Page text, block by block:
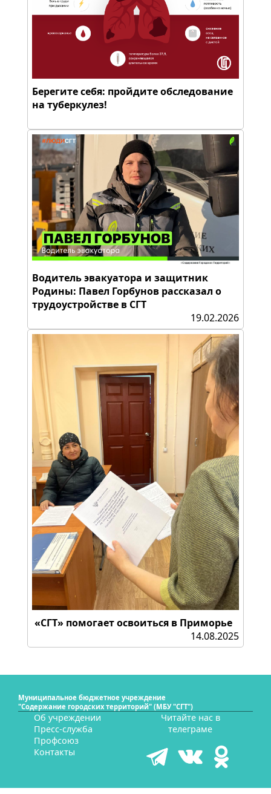
Берегите себя: пройдите обследование
на туберкулез!
Водитель эвакуатора и защитник
Родины: Павел Горбунов рассказал о
трудоустройстве в СГТ
19.02.2026
«СГТ» помогает освоиться в Приморье
14.08.2025
Муниципальное бюджетное учреждение
"Содержание городских территорий" (МБУ "СГТ")
Об учреждении
Пресс-служба
Профсоюз
Контакты
Читайте нас в
телеграме